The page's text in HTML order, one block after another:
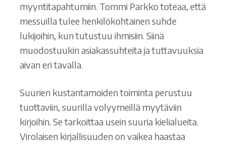
myyntitapahtumiin. Tommi Parkko toteaa, että
messuilla tulee henkilökohtainen suhde
lukijoihin, kun tutustuu ihmisiin. Siinä
muodostuukin asiakassuhteita ja tuttavuuksia
aivan eri tavalla.
Suurien kustantamoiden toiminta perustuu
tuottaviin, suurilla volyymeillä myytäviin
kirjoihin. Se tarkoittaa usein suuria kielialueita.
Virolaisen kirjallisuuden on vaikea haastaa